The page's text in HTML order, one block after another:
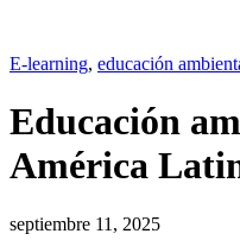
E-learning, educación
Educación
América
septiembre 11, 2025